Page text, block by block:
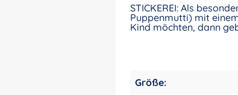
STICKEREI: Als
Puppenmutti) mit
Kind möchten, dann
Größe: